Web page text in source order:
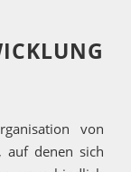
von
auf denen sich